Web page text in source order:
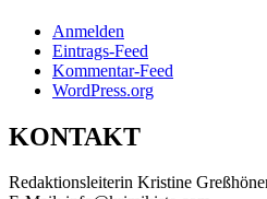
Anmelden
Eintrags-Feed
Kommentar-Feed
WordPress.org
KONTAKT
Redaktionsleiterin Kristine